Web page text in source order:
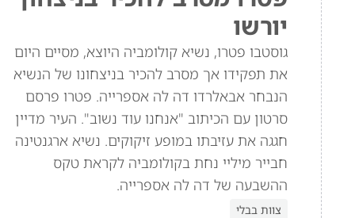
יורשו
גוסטבו פטרו, נשיא קולומביה היוצא, מסיים היום
את תפקידו אך מסרב להכיר בניצחונו של הנשיא
הנבחר אבאלרדו דה לה אספרייה. פטרו פרסם
סרטון עם הכיתוב "אנחנו עוד נשוב". העיר מדיין
חגגה את עזיבתו במופע זיקוקים. נשיא ארגנטינה
חבייר מיליי נחת בקולומביה לקראת טקס
ההשבעה של דה לה אספרייה.
צוות בבלי